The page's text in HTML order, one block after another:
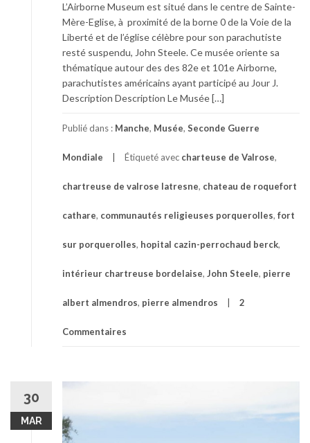
L’Airborne Museum est situé dans le centre de Sainte-
Mère-Eglise, à proximité de la borne 0 de la Voie de la
Liberté et de l’église célèbre pour son parachutiste
resté suspendu, John Steele. Ce musée oriente sa
thématique autour des des 82e et 101e Airborne,
parachutistes américains ayant participé au Jour J.
Description Description Le Musée […]
Publié dans : Manche, Musée, Seconde Guerre
Mondiale Étiqueté avec charteuse de Valrose,
chartreuse de valrose latresne, chateau de roquefort
cathare, communautés religieuses porquerolles, fort
sur porquerolles, hopital cazin-perrochaud berck,
intérieur chartreuse bordelaise, John Steele, pierre
albert almendros, pierre almendros 2
Commentaires
30
MAR